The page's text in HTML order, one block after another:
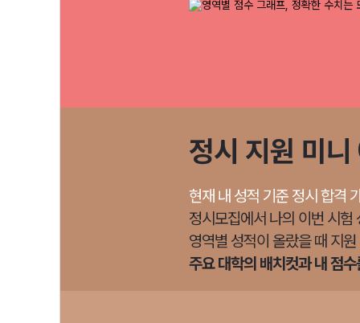
정시 지원 미니
현재 내 성적 기준 정시 합격
정시모집에서 나의 이번 시험
영역별 성적이 올랐을 때 지
주요 대학의 배치컷과 내 점